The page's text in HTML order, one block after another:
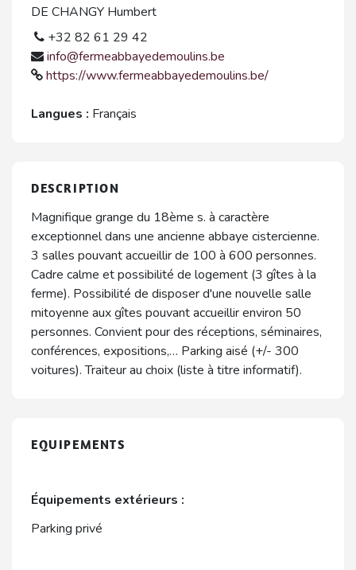
DE CHANGY Humbert
+32 82 61 29 42
info@fermeabbayedemoulins.be
https://www.fermeabbayedemoulins.be/
Langues : Français
DESCRIPTION
Magnifique grange du 18ème s. à caractère
exceptionnel dans une ancienne abbaye cistercienne.
3 salles pouvant accueillir de 100 à 600 personnes.
Cadre calme et possibilité de logement (3 gîtes à la
ferme). Possibilité de disposer d'une nouvelle salle
mitoyenne aux gîtes pouvant accueillir environ 50
personnes. Convient pour des réceptions, séminaires,
conférences, expositions,… Parking aisé (+/- 300
voitures). Traiteur au choix (liste à titre informatif).
EQUIPEMENTS
Équipements extérieurs :
Parking privé